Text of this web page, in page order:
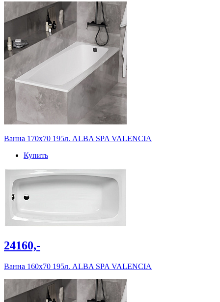
Ванна 170х70 195л. ALBA SPA VALENCIA
Купить
24160,-
Ванна 160х70 195л. ALBA SPA VALENCIA